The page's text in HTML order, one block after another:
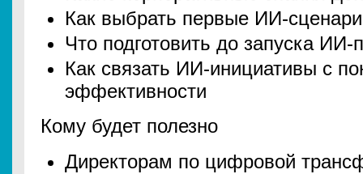
Как выбрать первые ИИ-
Что подготовить до запуска ИИ-
Как связать ИИ-инициативы с
эффективности
Кому будет полезно
Директорам по цифровой